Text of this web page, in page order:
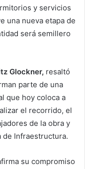
y servicios
una nueva etapa de
será semillero
Glockner, resaltó
parte de una
que hoy coloca a
el recorrido, el
de la obra y
de Infraestructura.
su compromiso